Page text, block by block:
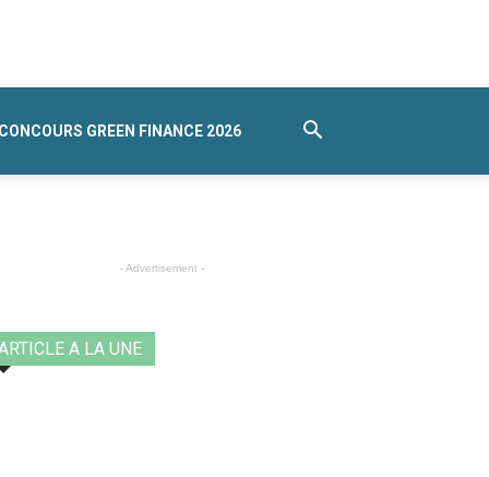
GREEN FINANCE 2026
- Advertisement -
A LA UNE